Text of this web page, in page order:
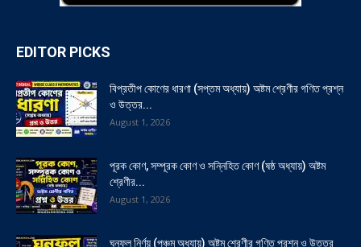
EDITOR PICKS
বিপ্রতীপ কোণের ধারণা (সপ্তম অধ্যায়) অষ্টম শ্রেণীর গণিত প্রশ্ন
ও উত্তর...
August 1, 2026
পূরক কোণ, সম্পূরক কোণ ও সন্নিহিত কোণ (ষষ্ঠ অধ্যায়) অষ্টম
শ্রেণীর...
August 1, 2026
ঘনফল নির্ণয় (পঞ্চম অধ্যায়) অষ্টম শ্রেণীর গণিত প্রশ্ন ও উত্তর